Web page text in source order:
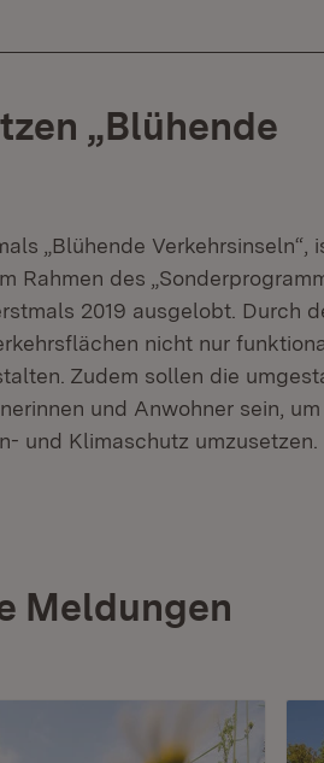
„Blühende
„Blühende Verkehrsinseln“,
Rahmen des
2019 ausgelobt. Durch
nicht nur
Zudem sollen die
und Anwohner sein,
und Klimaschutz umzusetzen.
Meldungen